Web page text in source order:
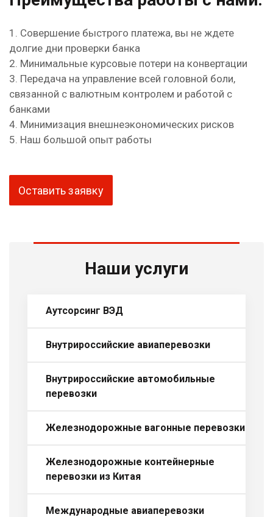
Наши услуги
Аутсорсинг ВЭД
Внутрироссийские авиаперевозки
Внутрироссийские автомобильные
перевозки
Железнодорожные вагонные перевозки
Железнодорожные контейнерные
перевозки из Китая
Международные авиаперевозки
1. Совершение быстрого платежа, вы не ждете
долгие дни проверки банка
2. Минимальные курсовые потери на конвертации
3. Передача на управление всей головной боли,
связанной с валютным контролем и работой с
банками
4. Минимизация внешнеэкономических рисков
5. Наш большой опыт работы
Оставить заявку